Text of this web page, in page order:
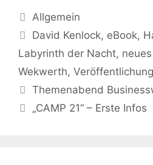
Allgemein
David Kenlock, eBook,
Labyrinth der Nacht,
Wekwerth,
Themenabend
„CAMP 21“ – Erste Infos